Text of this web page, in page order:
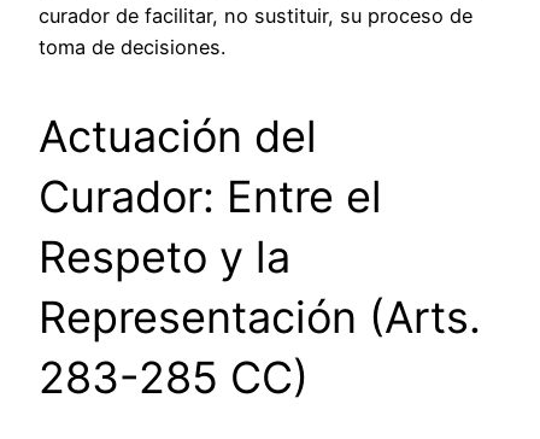
curador de facilitar, no sustituir, su proceso de
toma de decisiones.
Actuación del
Curador: Entre el
Respeto y la
Representación (Arts.
283-285 CC)